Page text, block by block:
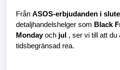
Från ASOS-erbjudanden i
detaljhandelshelger som Black
Monday och jul , ser vi till att du
tidsbegränsad rea.